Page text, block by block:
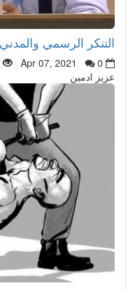
التنكر الرسمي
Apr 07, 2021
0
عزيز ادمين